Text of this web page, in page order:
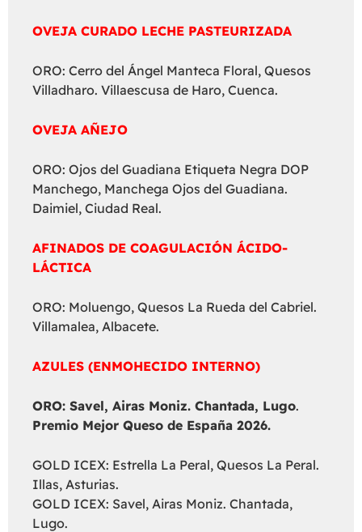
OVEJA CURADO LECHE PASTEURIZADA
ORO: Cerro del Ángel Manteca Floral, Quesos
Villadharo. Villaescusa de Haro, Cuenca.
OVEJA AÑEJO
ORO: Ojos del Guadiana Etiqueta Negra DOP
Manchego, Manchega Ojos del Guadiana.
Daimiel, Ciudad Real.
AFINADOS DE COAGULACIÓN ÁCIDO-
LÁCTICA
ORO: Moluengo, Quesos La Rueda del Cabriel.
Villamalea, Albacete.
AZULES (ENMOHECIDO INTERNO)
ORO: Savel, Airas Moniz. Chantada, Lugo.
Premio Mejor Queso de España 2026.
GOLD ICEX: Estrella La Peral, Quesos La Peral.
Illas, Asturias.
GOLD ICEX: Savel, Airas Moniz. Chantada,
Lugo.